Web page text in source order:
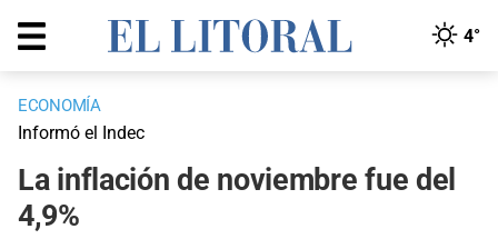
4°
ECONOMÍA
Informó el Indec
La inflación de noviembre fue del
4,9%